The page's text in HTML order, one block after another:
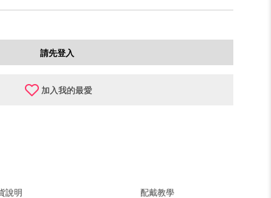
請先登入
加入我的最愛
說明 配戴教學